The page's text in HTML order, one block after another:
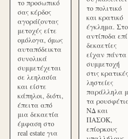
το προσωπικό
σας κέρδος
αγοράζοντας
μετοχές είτε
ομόλογα, όμως
αυταπόδεικτα
συνολικά
συμμετέχεται
σε λεηλασία
και είστε
κάπηλοι, διότι,
έπειτα από
μια δεκαετία
έμφαση στο
real estate για
το πολιτικό
και κρατικό
έγκλημα.
αντίποδα επί
δεκαετίες
είχαν πάντα
συμμετοχή
στις κρατικές
ληστείες
παράλληλα
τα
ΝΔ και
ΠΑΣΟΚ,
επίορκους